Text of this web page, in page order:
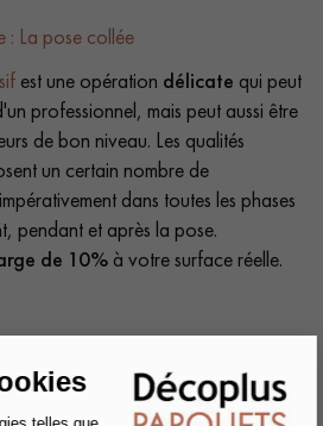
: La pose collée
est une opération délicate qui peut
professionnel, mais peut aussi être
de bon niveau. Les qualités
un certain nombre de
dans toutes les phases
pendant et après la pose.
de 10% à votre surface réelle.